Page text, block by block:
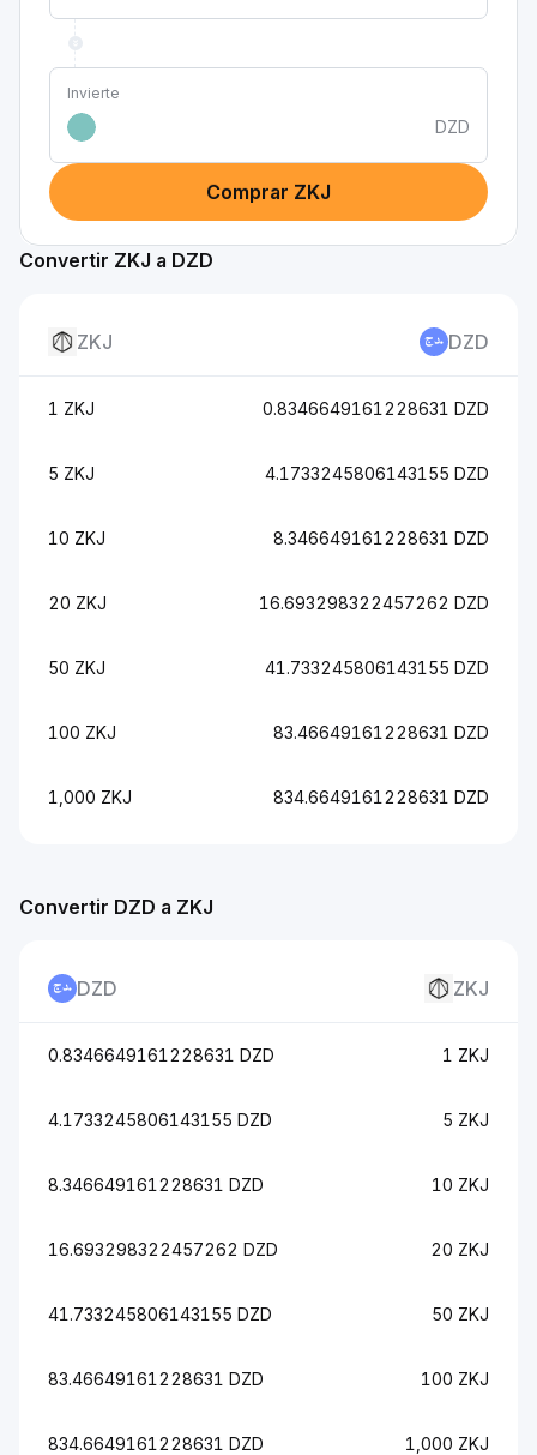
Invierte
DZD
Comprar ZKJ
Convertir ZKJ a DZD
ZKJ DZD
1 ZKJ 0.8346649161228631 DZD
5 ZKJ 4.1733245806143155 DZD
10 ZKJ 8.346649161228631 DZD
20 ZKJ 16.693298322457262 DZD
50 ZKJ 41.733245806143155 DZD
100 ZKJ 83.46649161228631 DZD
1,000 ZKJ 834.6649161228631 DZD
Convertir DZD a ZKJ
DZD ZKJ
0.8346649161228631 DZD 1 ZKJ
4.1733245806143155 DZD 5 ZKJ
8.346649161228631 DZD 10 ZKJ
16.693298322457262 DZD 20 ZKJ
41.733245806143155 DZD 50 ZKJ
83.46649161228631 DZD 100 ZKJ
834.6649161228631 DZD 1,000 ZKJ